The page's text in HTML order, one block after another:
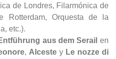
de Londres, Filarmónica de
Rotterdam, Orquesta de la
etc.).
aus dem Serail en
, Alceste y Le nozze di